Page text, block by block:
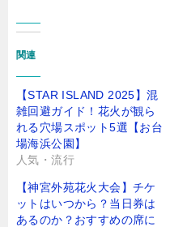
関連
【STAR ISLAND 2025】混
雑回避ガイド！花火が観ら
れる穴場スポット5選【お台
場海浜公園】
人気・流行
【神宮外苑花火大会】チケ
ットはいつから？当日券は
あるのか？おすすめの席に